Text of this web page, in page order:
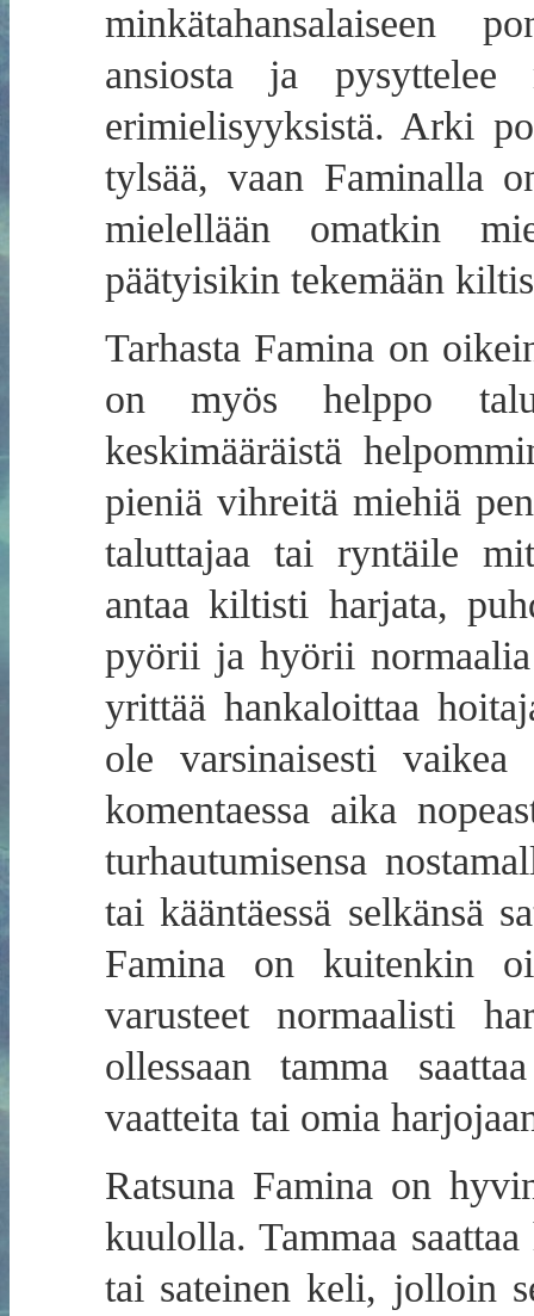
minkätahansalaiseen
ansiosta ja
erimielisyyksistä. Arki
tylsää, vaan Faminalla
mielellään omatkin
päätyisikin tekemään
Tarhasta Famina on
on myös helppo
keskimääräistä
pieniä vihreitä miehiä
taluttajaa tai ryntäile
antaa kiltisti harjata,
pyörii ja hyörii normaalia
yrittää hankaloittaa
ole varsinaisesti
komentaessa aika
turhautumisensa
tai kääntäessä selkänsä
Famina on kuitenkin
varusteet normaalisti
ollessaan tamma
vaatteita tai omia
Ratsuna Famina on
kuulolla. Tammaa
tai sateinen keli, jolloin